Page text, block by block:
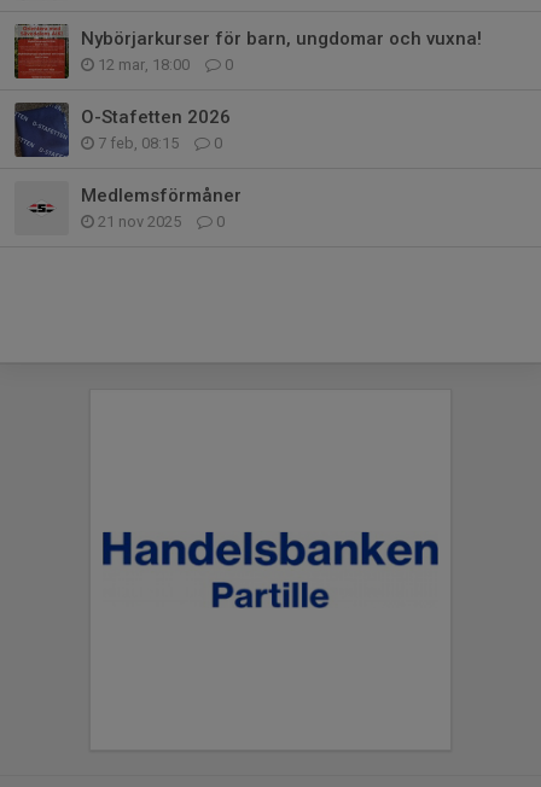
Nybörjarkurser för barn, ungdomar och vuxna!
12 mar, 18:00 0
O-Stafetten 2026
7 feb, 08:15 0
Medlemsförmåner
21 nov 2025 0